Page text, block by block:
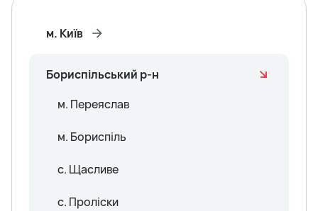
м. Київ
Бориспільський р-н
м. Переяслав
м. Бориспіль
с. Щасливе
с. Проліски